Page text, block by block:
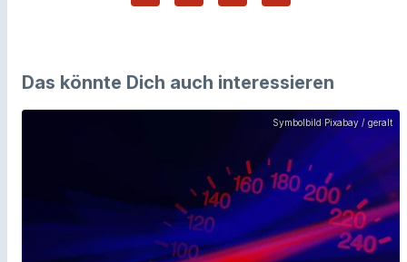
Das könnte Dich auch interessieren
Symbolbild Pixabay / geralt